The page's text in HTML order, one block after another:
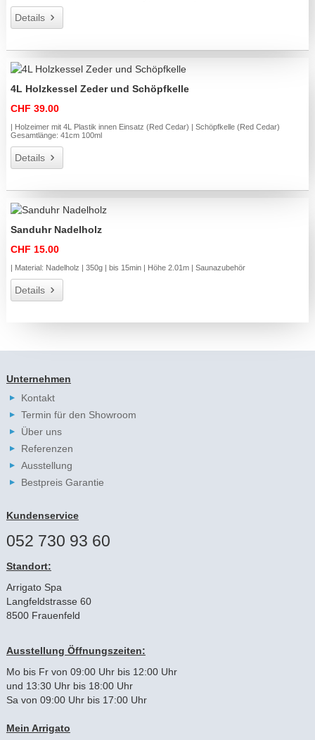
Details
4L Holzkessel Zeder und Schöpfkelle
CHF 39.00
| Holzeimer mit 4L Plastik innen Einsatz (Red Cedar) | Schöpfkelle (Red Cedar)
Gesamtlänge: 41cm 100ml
Details
Sanduhr Nadelholz
CHF 15.00
| Material: Nadelholz | 350g | bis 15min | Höhe 2.01m | Saunazubehör
Details
Unternehmen
Kontakt
Termin für den Showroom
Über uns
Referenzen
Ausstellung
Bestpreis Garantie
Kundenservice
052 730 93 60
Standort:
Arrigato Spa
Langfeldstrasse 60
8500 Frauenfeld
Ausstellung Öffnungszeiten:
Mo bis Fr von 09:00 Uhr bis 12:00 Uhr
und 13:30 Uhr bis 18:00 Uhr
Sa von 09:00 Uhr bis 17:00 Uhr
Mein Arrigato